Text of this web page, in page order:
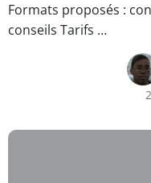
Formats proposés :
conseils Tarifs …